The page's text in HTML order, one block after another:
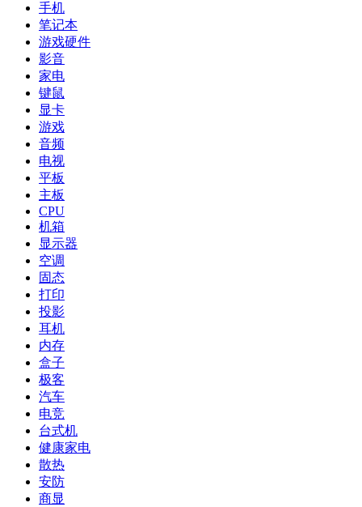
手机
笔记本
游戏硬件
影音
家电
键鼠
显卡
游戏
音频
电视
平板
主板
CPU
机箱
显示器
空调
固态
打印
投影
耳机
内存
盒子
极客
汽车
电竞
台式机
健康家电
散热
安防
商显